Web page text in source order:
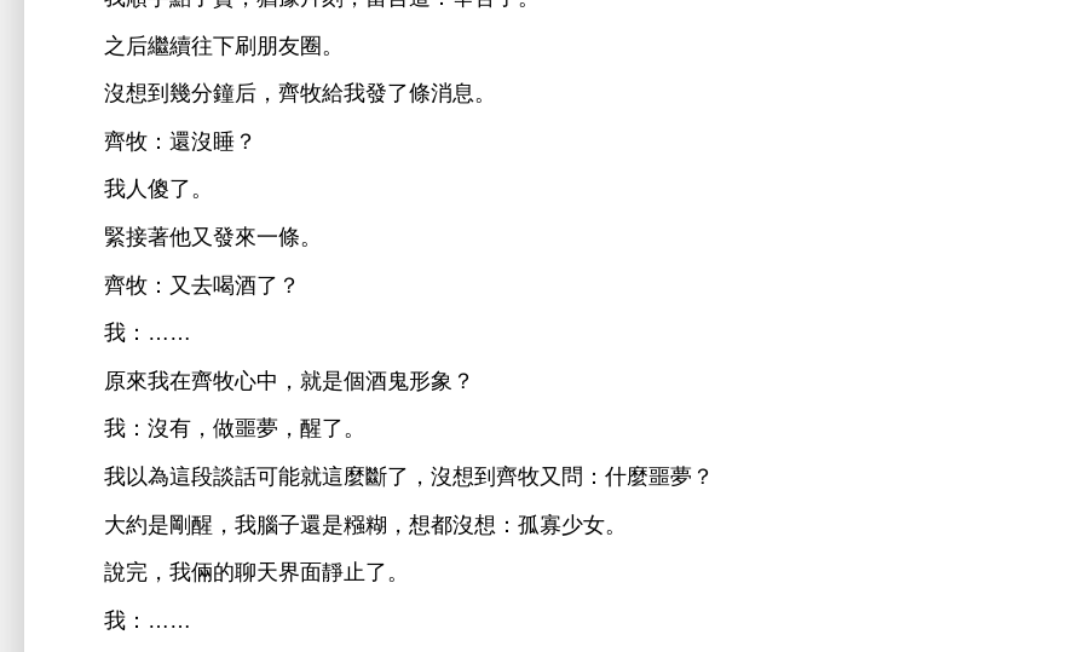
之后繼續往
刷朋友圈。
沒
到幾分鐘后， 牧
條消息。
牧：還沒
？
傻
。
緊接著
又
條。
牧：又
酒
？
：……
原
牧 ，就
個酒鬼形象？
：沒
， 噩 ，
。
以為
段談話 能就 麼斷 ，沒 到 牧又問：什麼噩
？
約
剛 ， 子還 糨糊， 都沒 ：孤寡
女。
完，
倆 聊 界面 止
。
：……